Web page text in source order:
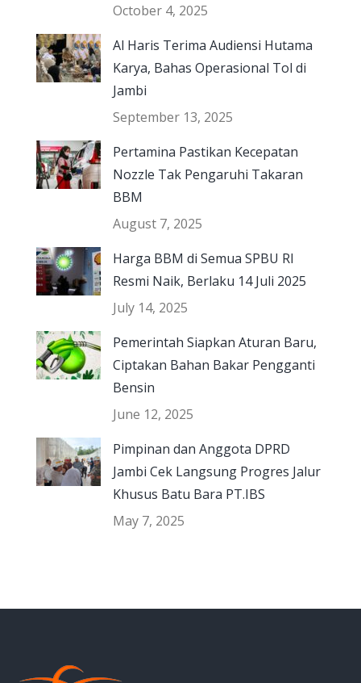
October 4, 2025
Al Haris Terima Audiensi Hutama
Karya, Bahas Operasional Tol di
Jambi
September 13, 2025
Pertamina Pastikan Kecepatan
Nozzle Tak Pengaruhi Takaran
BBM
August 7, 2025
Harga BBM di Semua SPBU RI
Resmi Naik, Berlaku 14 Juli 2025
July 14, 2025
Pemerintah Siapkan Aturan Baru,
Ciptakan Bahan Bakar Pengganti
Bensin
June 12, 2025
Pimpinan dan Anggota DPRD
Jambi Cek Langsung Progres Jalur
Khusus Batu Bara PT.IBS
May 7, 2025